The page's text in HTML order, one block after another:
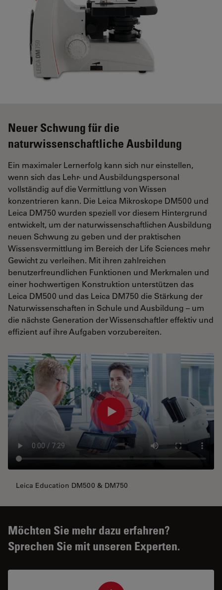
Neuer Schwung für die
naturwissenschaftliche Ausbildung
Ein maximaler Lernerfolg kann sich nur einstellen,
wenn sich das Lehr- und Ausbildungspersonal
vollständig auf die Vermittlung von Wissen
konzentrieren kann. Die Leica Mikroskope DM500 und
Leica DM750 wurden speziell vor diesem Hintergrund
entwickelt, um der naturwissenschaftlichen Ausbildung
neuen Schwung zu geben und der praktischen
Wissensvermittlung im Bereich der Life Sciences mehr
Gewicht zu verleihen. Mit ihren zahlreichen
benutzerfreundlichen Funktionen und Merkmalen und
einer hochwertigen Konstruktion unterstützen das
Leica DM500 und das Leica DM750 die Stärkung der
Naturwissenschaften in Schule und Ausbildung – um
die nächste Generation der Wissenschaftler effektiv und
effizient auf ihre Aufgaben vorzubereiten.
Leica Education DM500 & DM750
Möchten Sie mehr dazu erfahren?
Sprechen Sie mit unseren Experten.